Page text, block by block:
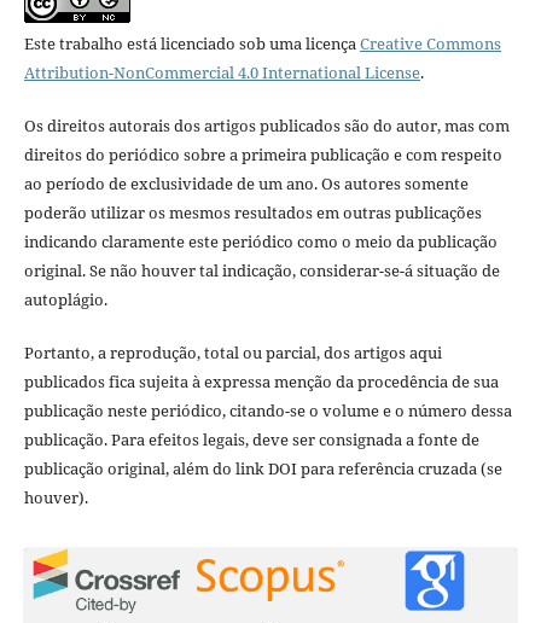
Este trabalho está licenciado sob uma licençaCreative Commons
Attribution-NonCommercial 4.0 International License.
Os direitos autorais dos artigos publicados são do autor, mas com
direitos do periódico sobre a primeira publicação e com respeito
ao período de exclusividade de um ano. Os autores somente
poderão utilizar os mesmos resultados em outras publicações
indicando claramente este periódico como o meio da publicação
original. Se não houver tal indicação, considerar-se-á situação de
autoplágio.
Portanto, a reprodução, total ou parcial, dos artigos aqui
publicados fica sujeita à expressa menção da procedência de sua
publicação neste periódico, citando-se o volume e o número dessa
publicação. Para efeitos legais, deve ser consignada a fonte de
publicação original, além do link DOI para referência cruzada (se
houver).